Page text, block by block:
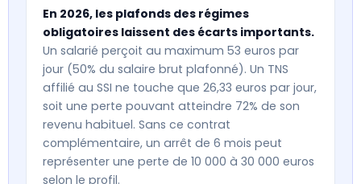
En 2026, les plafonds des régimes
obligatoires laissent des écarts importants.
Un salarié perçoit au maximum 53 euros par
jour (50% du salaire brut plafonné). Un TNS
affilié au SSI ne touche que 26,33 euros par jour,
soit une perte pouvant atteindre 72% de son
revenu habituel. Sans ce contrat
complémentaire, un arrêt de 6 mois peut
représenter une perte de 10 000 à 30 000 euros
selon le profil.